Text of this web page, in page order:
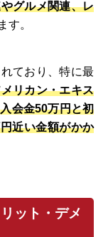
グルメ関連、レ
す。
ており、特に最
リカン・エキス
入会金50万円と初
近い金額がかか
ット・デメ